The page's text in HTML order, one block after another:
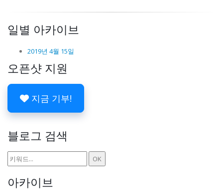
일별 아카이브
2019년 4월 15일
오픈샷 지원
지금 기부!
블로그 검색
아카이브